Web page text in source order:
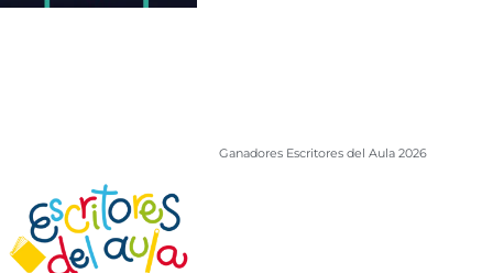
Ganadores Escritores del Aula 2026